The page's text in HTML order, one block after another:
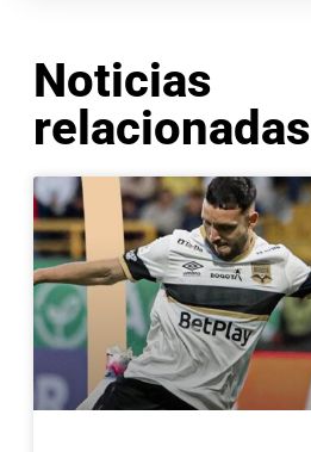
Noticias
relacionadas